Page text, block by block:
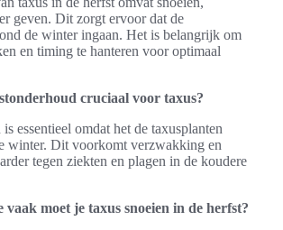
geven. Dit zorgt ervoor dat de
de winter ingaan. Het is belangrijk om
en timing te hanteren voor optimaal
cruciaal voor taxus?
essentieel omdat het de taxusplanten
winter. Dit voorkomt verzwakking en
tegen ziekten en plagen in de koudere
vaak moet je taxus snoeien in de herfst?